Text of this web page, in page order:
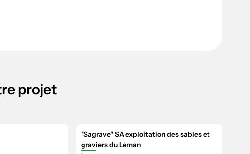
projet
"Sagrave" SA exploitation des sables et
graviers du Léman